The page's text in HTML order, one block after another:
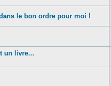
le bon ordre pour moi !
un livre...